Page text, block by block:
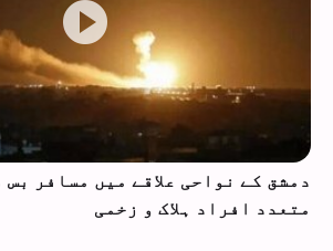
دمشق کے نواحی علاقے میں مسافر بس
متعدد افراد ہلاک و زخمی